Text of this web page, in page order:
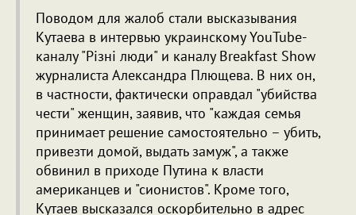
Поводом для жалоб стали высказывания
Кутаева в интервью украинскому YouTube-
каналу "Рiзнi люди" и каналу Breakfast Show
журналиста Александра Плющева. В них он,
в частности, фактически оправдал "убийства
чести" женщин, заявив, что "каждая семья
принимает решение самостоятельно – убить,
привезти домой, выдать замуж", а также
обвинил в приходе Путина к власти
американцев и "сионистов". Кроме того,
Кутаев высказался оскорбительно в адрес